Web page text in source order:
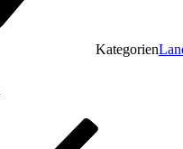
Kategorien